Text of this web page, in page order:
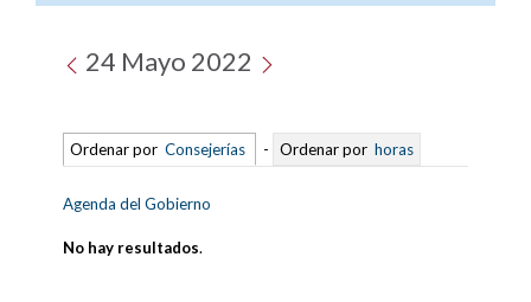
24 Mayo 2022
Ordenar por Consejerías - Ordenar por horas
Agenda del Gobierno
No hay resultados.